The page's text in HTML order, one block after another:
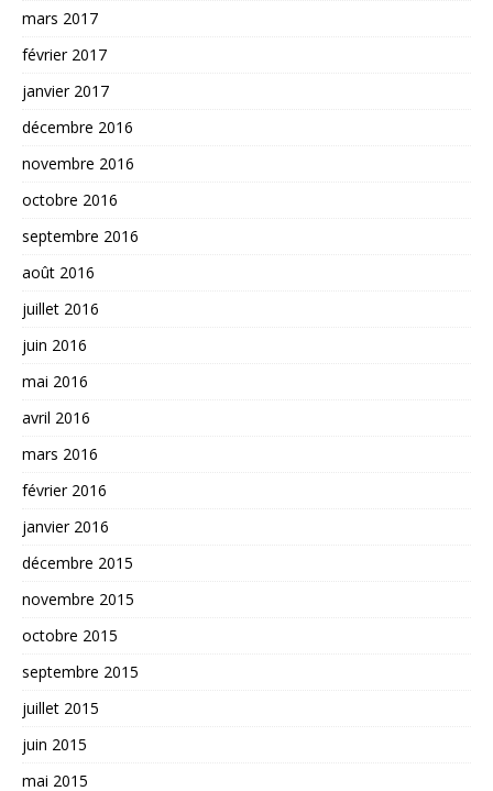
mars 2017
février 2017
janvier 2017
décembre 2016
novembre 2016
octobre 2016
septembre 2016
août 2016
juillet 2016
juin 2016
mai 2016
avril 2016
mars 2016
février 2016
janvier 2016
décembre 2015
novembre 2015
octobre 2015
septembre 2015
juillet 2015
juin 2015
mai 2015